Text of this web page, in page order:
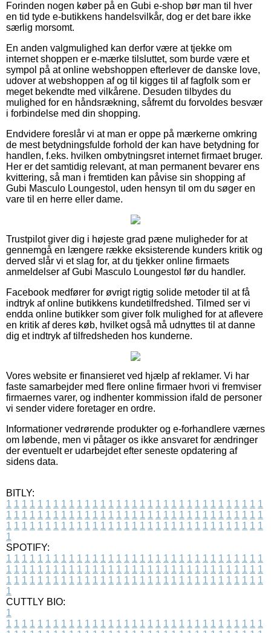
Forinden nogen køber på en Gubi e-shop bør man til hver
en tid tyde e-butikkens handelsvilkår, dog er det bare ikke
særlig morsomt.
En anden valgmulighed kan derfor være at tjekke om
internet shoppen er e-mærke tilsluttet, som burde være et
sympol på at online webshoppen efterlever de danske love,
udover at webshoppen af og til kigges til af fagfolk som er
meget bekendte med vilkårene. Desuden tilbydes du
mulighed for en håndsrækning, såfremt du forvoldes besvær
i forbindelse med din shopping.
Endvidere foreslår vi at man er oppe på mærkerne omkring
de mest betydningsfulde forhold der kan have betydning for
handlen, f.eks. hvilken ombytningsret internet firmaet bruger.
Her er det samtidig relevant, at man permanent bevarer ens
kvittering, så man i fremtiden kan påvise sin shopping af
Gubi Masculo Loungestol, uden hensyn til om du søger en
vare til en herre eller dame.
Trustpilot giver dig i højeste grad pæne muligheder for at
gennemgå en længere række eksisterende kunders kritik og
derved slår vi et slag for, at du tjekker online firmaets
anmeldelser af Gubi Masculo Loungestol før du handler.
Facebook medfører for øvrigt rigtig solide metoder til at få
indtryk af online butikkens kundetilfredshed. Tilmed ser vi
endda online butikker som giver folk mulighed for at aflevere
en kritik af deres køb, hvilket også må udnyttes til at danne
dig et indtryk af tilfredsheden hos kunderne.
Vores website er finansieret ved hjælp af reklamer. Vi har
faste samarbejder med flere online firmaer hvori vi fremviser
firmaernes varer, og indhenter kommission ifald de personer
vi sender videre foretager en ordre.
Informationer vedrørende produkter og e-forhandlere værnes
om løbende, men vi påtager os ikke ansvaret for ændringer
der eventuelt er udarbejdet efter seneste opdatering af
sidens data.
BITLY:
1 1 1 1 1 1 1 1 1 1 1 1 1 1 1 1 1 1 1 1 1 1 1 1 1 1 1 1 1 1 1 1 1
1 1 1 1 1 1 1 1 1 1 1 1 1 1 1 1 1 1 1 1 1 1 1 1 1 1 1 1 1 1 1 1 1
1 1 1 1 1 1 1 1 1 1 1 1 1 1 1 1 1 1 1 1 1 1 1 1 1 1 1 1 1 1 1 1 1
1
SPOTIFY:
1 1 1 1 1 1 1 1 1 1 1 1 1 1 1 1 1 1 1 1 1 1 1 1 1 1 1 1 1 1 1 1 1
1 1 1 1 1 1 1 1 1 1 1 1 1 1 1 1 1 1 1 1 1 1 1 1 1 1 1 1 1 1 1 1 1
1 1 1 1 1 1 1 1 1 1 1 1 1 1 1 1 1 1 1 1 1 1 1 1 1 1 1 1 1 1 1 1 1
1
CUTTLY BIO:
1
1 1 1 1 1 1 1 1 1 1 1 1 1 1 1 1 1 1 1 1 1 1 1 1 1 1 1 1 1 1 1 1 1